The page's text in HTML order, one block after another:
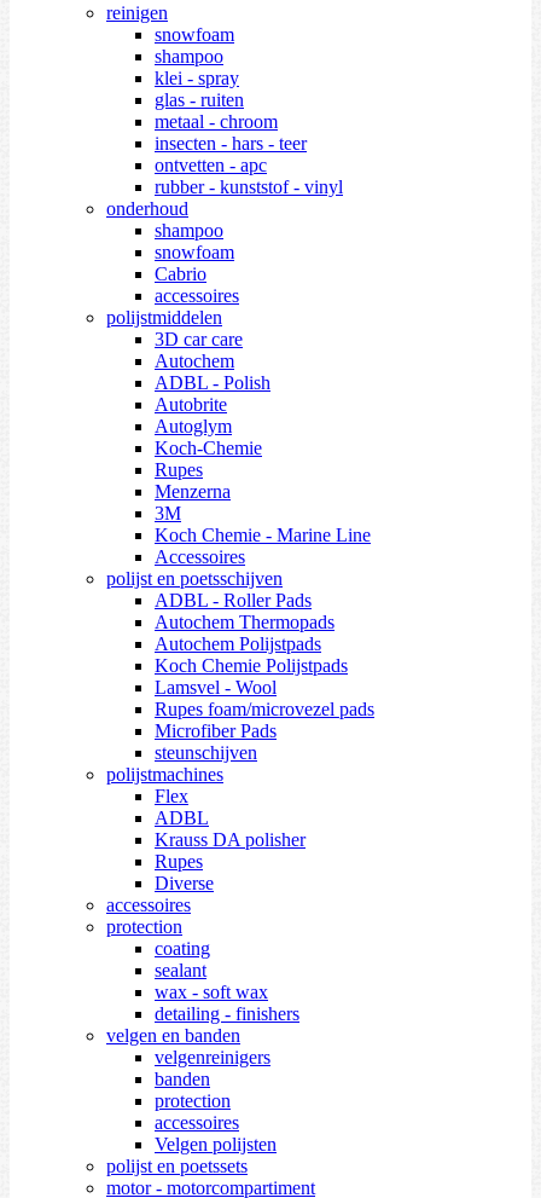
reinigen
snowfoam
shampoo
klei - spray
glas - ruiten
metaal - chroom
insecten - hars - teer
ontvetten - apc
rubber - kunststof - vinyl
onderhoud
shampoo
snowfoam
Cabrio
accessoires
polijstmiddelen
3D car care
Autochem
ADBL - Polish
Autobrite
Autoglym
Koch-Chemie
Rupes
Menzerna
3M
Koch Chemie - Marine Line
Accessoires
polijst en poetsschijven
ADBL - Roller Pads
Autochem Thermopads
Autochem Polijstpads
Koch Chemie Polijstpads
Lamsvel - Wool
Rupes foam/microvezel pads
Microfiber Pads
steunschijven
polijstmachines
Flex
ADBL
Krauss DA polisher
Rupes
Diverse
accessoires
protection
coating
sealant
wax - soft wax
detailing - finishers
velgen en banden
velgenreinigers
banden
protection
accessoires
Velgen polijsten
polijst en poetssets
motor - motorcompartiment